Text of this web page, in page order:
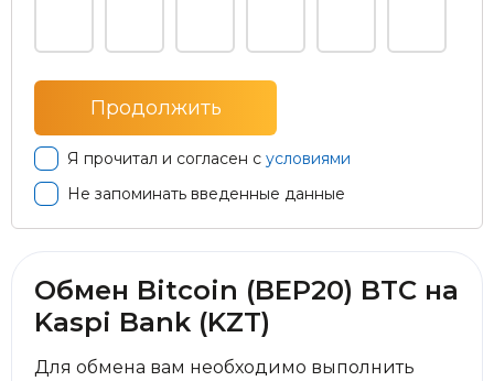
Я прочитал и согласен с условиями
Не запоминать введенные данные
Обмен Bitcoin (BEP20) BTC на
Kaspi Bank (KZT)
Для обмена вам необходимо выполнить